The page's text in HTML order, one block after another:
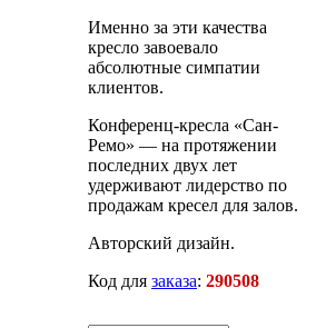
Именно за эти качества
кресло завоевало
абсолютные симпатии
клиентов.
Конференц-кресла «Сан-
Ремо» — на протяжении
последних двух лет
удерживают лидерство по
продажам кресел для залов.
Авторский дизайн.
Код для заказа: 290508